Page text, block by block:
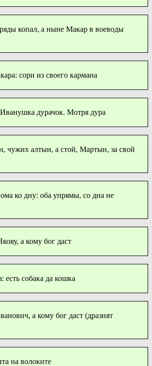
копал, а ныне Макар в воеводы
сори из своего кармана
дурачок. Мотря дура
чужих алтын, а стой, Мартын, за свой
ко дну: оба упрямы, со дна не
а кому бог даст
собака да кошка
а кому бог даст (дразнят
на волоките